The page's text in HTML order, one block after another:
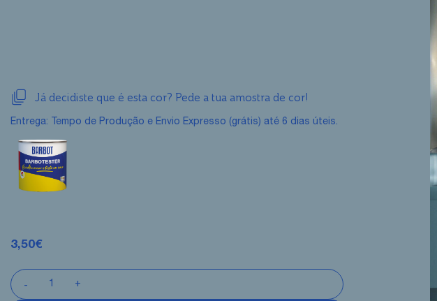
Já decidiste que é esta cor? Pede a tua amostra de cor!
Entrega: Tempo de Produção e Envio Expresso (grátis) até 6 dias úteis.
3,50€